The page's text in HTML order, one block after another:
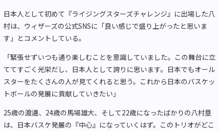
日本人として初めて『ライジングスターズチャレンジ』に出場した八
村は、ウィザーズの公式SNSに「良い感じで盛り上がったと思いま
す」とコメントしている。
「緊張せずいつも通り楽しむことを意識していました。この舞台に立
ててすごく光栄だし、日本人として誇りに思います。日本でもオール
スターをたくさんの人が見てくれると思う。これから日本のバスケッ
トボールの発展に貢献していきたい」
25歳の渡邊、24歳の馬場雄大、そして22歳になったばかりの八村塁
は、日本バスケ発展の『中心』になっていくはず。このトリオがどこ